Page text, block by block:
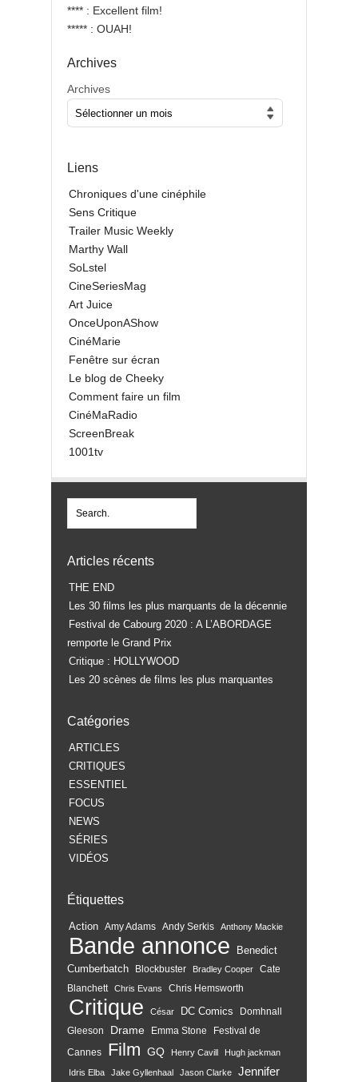
**** : Excellent film!
***** : OUAH!
Archives
Archives
Liens
Chroniques d'une cinéphile
Sens Critique
Trailer Music Weekly
Marthy Wall
SoLstel
CineSeriesMag
Art Juice
OnceUponAShow
CinéMarie
Fenêtre sur écran
Le blog de Cheeky
Comment faire un film
CinéMaRadio
ScreenBreak
1001tv
Articles récents
THE END
Les 30 films les plus marquants de la décennie
Festival de Cabourg 2020 : A L’ABORDAGE
remporte le Grand Prix
Critique : HOLLYWOOD
Les 20 scènes de films les plus marquantes
Catégories
ARTICLES
CRITIQUES
ESSENTIEL
FOCUS
NEWS
SÉRIES
VIDÉOS
Étiquettes
Action Amy Adams Andy Serkis Anthony Mackie
Bande annonce
Benedict
Cumberbatch
Blockbuster Bradley Cooper
Cate
Blanchett
Chris Evans Chris Hemsworth
Critique César DC Comics
Domhnall
Gleeson
Drame Emma Stone
Festival de
Cannes
Film GQ Henry Cavill Hugh jackman
Idris Elba Jake Gyllenhaal Jason Clarke Jennifer